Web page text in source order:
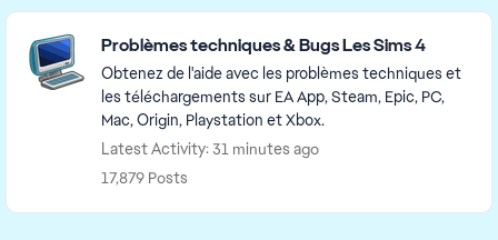
Featured Places
Problèmes techniques & Bugs Les Sims 4
Obtenez de l'aide avec les problèmes techniques et
les téléchargements sur EA App, Steam, Epic, PC,
Mac, Origin, Playstation et Xbox.
Latest Activity: 31 minutes ago
17,879 Posts